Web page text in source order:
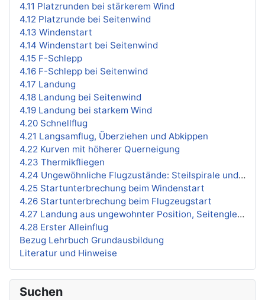
4.11 Platzrunden bei stärkerem Wind
4.12 Platzrunde bei Seitenwind
4.13 Windenstart
4.14 Windenstart bei Seitenwind
4.15 F-Schlepp
4.16 F-Schlepp bei Seitenwind
4.17 Landung
4.18 Landung bei Seitenwind
4.19 Landung bei starkem Wind
4.20 Schnellflug
4.21 Langsamflug, Überziehen und Abkippen
4.22 Kurven mit höherer Querneigung
4.23 Thermikfliegen
4.24 Ungewöhnliche Flugzustände: Steilspirale und Trudeln
4.25 Startunterbrechung beim Windenstart
4.26 Startunterbrechung beim Flugzeugstart
4.27 Landung aus ungewohnter Position, Seitengleitflug
4.28 Erster Alleinflug
Bezug Lehrbuch Grundausbildung
Literatur und Hinweise
Suchen